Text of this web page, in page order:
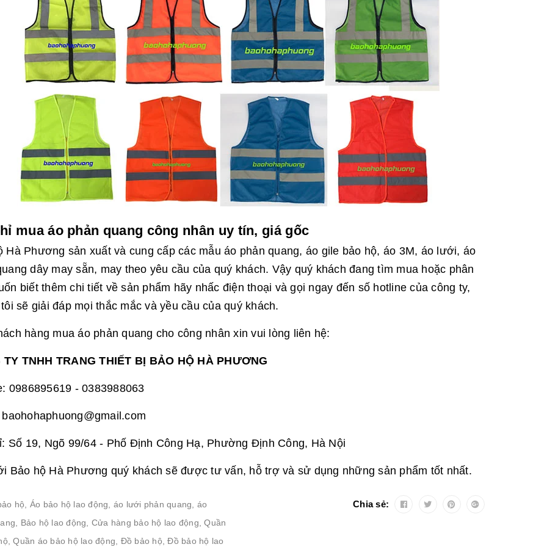
mua áo phản quang công nhân uy tín, giá gốc
Hà Phương sản xuất và cung cấp các mẫu áo phản quang, áo gile bảo hộ, áo 3M, áo lưới, áo
dây may sẵn, may theo yêu cầu của quý khách. Vậy quý khách đang tìm mua hoặc phân
biết thêm chi tiết về sản phẩm hãy nhấc điện thoại và gọi ngay đến số hotline của công ty,
sẽ giải đáp mọi thắc mắc và yều cầu của quý khách.
hàng mua áo phản quang cho công nhân xin vui lòng liên hệ:
TY TNHH TRANG THIẾT BỊ BẢO HỘ HÀ PHƯƠNG
0986895619 - 0383988063
Số 19, Ngõ 99/64 - Phố Định Công Hạ, Phường Định Công, Hà Nội
Bảo hộ Hà Phương quý khách sẽ được tư vấn, hỗ trợ và sử dụng những sản phẩm tốt nhất.
hộ Áo bảo hộ lao động áo lưới phản quang
áo
Bảo hộ lao động Cửa hàng bảo hộ lao động ,Quần
,Quần áo bảo hộ lao động Đồ bảo hộ ,Đồ bảo hộ lao
Chia sẻ: